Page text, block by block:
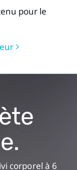
pour le
corporel à 6